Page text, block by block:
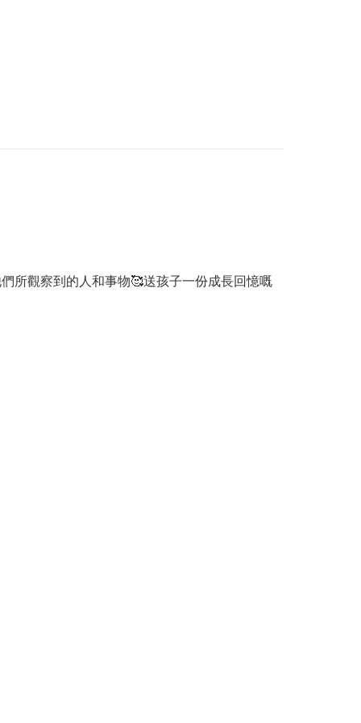
所觀察到的人和事物🥰送孩子一份成長回憶嘅